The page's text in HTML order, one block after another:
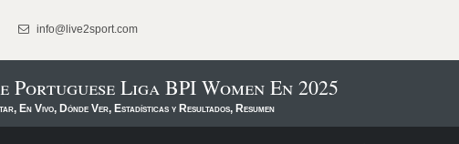
info@live2sport.com
Portuguese Liga BPI Women En 2025
En Vivo, Dónde Ver, Estadísticas y Resultados, Resumen